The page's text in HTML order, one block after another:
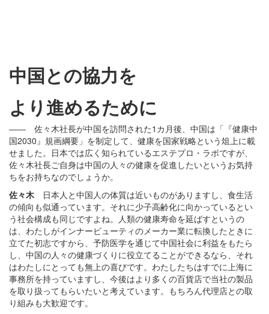
中国との協力を
より進めるために
―― 佐々木社長が中国を訪問された1カ月後、中国は「『健康中
国2030』規画綱要」を制定して、健康を国家戦略という俎上に載
せました。日本では広く知られているエステプロ・ラボですが、
佐々木社長ご自身は中国の人々の健康を促進したいというお気持
ちをお持ちなのでしょうか。
佐々木 日本人と中国人の体質は近いものがありますし、食生活
の傾向も似通っています。それに少子高齢化に向かっているとい
う社会構成も同じですよね。人類の健康寿命を延ばすというの
は、わたしがインナービューティのメーカー業に転換したときに
立てた初志ですから、予防医学を通じて中国社会に利益をもたら
し、中国の人々の健康づくりに役立てることができるなら、それ
はわたしにとっても無上の喜びです。わたしたちはすでに上海に
事務所を持っていますし、今後はより多くの百貨店で当社の製品
を取り扱ってもらいたいと考えています。もちろん代理店との取
り組みも大歓迎です。